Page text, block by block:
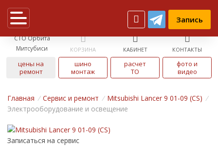
Запись
СТО Орбита
Митсубиси
КОРЗИНА КАБИНЕТ КОНТАКТЫ
цены на
ремонт
шино
монтаж
расчет
ТО
фото и
видео
Главная / Cервис и ремонт / Mitsubishi Lancer 9 01-09 (CS) /
Электрооборудование и освещение
Записаться на сервис